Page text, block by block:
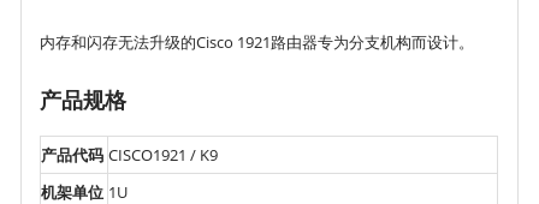
内存和闪存无法升级的Cisco 1921路由器专为分支机构而设计。
产品规格
产品代码 CISCO1921 / K9
机架单位 1U